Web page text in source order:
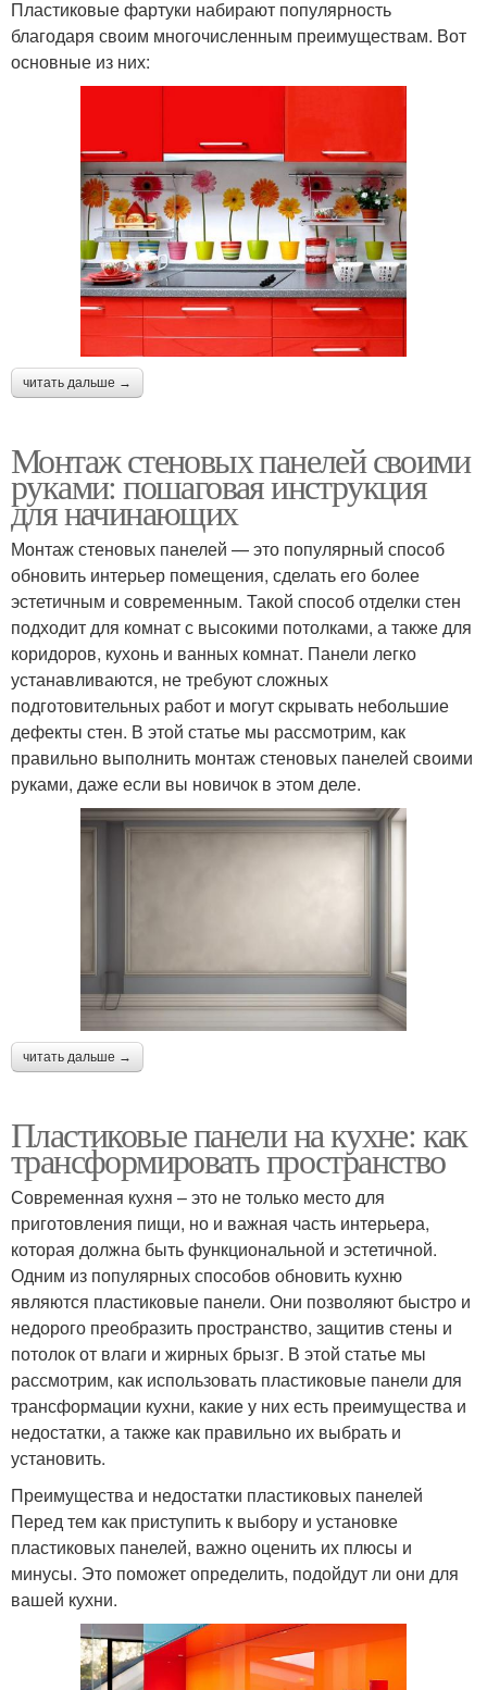
Пластиковые фартуки набирают популярность
благодаря своим многочисленным преимуществам. Вот
основные из них:
читать дальше →
Монтаж стеновых панелей своими
руками: пошаговая инструкция
для начинающих
Монтаж стеновых панелей — это популярный способ
обновить интерьер помещения, сделать его более
эстетичным и современным. Такой способ отделки стен
подходит для комнат с высокими потолками, а также для
коридоров, кухонь и ванных комнат. Панели легко
устанавливаются, не требуют сложных
подготовительных работ и могут скрывать небольшие
дефекты стен. В этой статье мы рассмотрим, как
правильно выполнить монтаж стеновых панелей своими
руками, даже если вы новичок в этом деле.
читать дальше →
Пластиковые панели на кухне: как
трансформировать пространство
Современная кухня – это не только место для
приготовления пищи, но и важная часть интерьера,
которая должна быть функциональной и эстетичной.
Одним из популярных способов обновить кухню
являются пластиковые панели. Они позволяют быстро и
недорого преобразить пространство, защитив стены и
потолок от влаги и жирных брызг. В этой статье мы
рассмотрим, как использовать пластиковые панели для
трансформации кухни, какие у них есть преимущества и
недостатки, а также как правильно их выбрать и
установить.
Преимущества и недостатки пластиковых панелей
Перед тем как приступить к выбору и установке
пластиковых панелей, важно оценить их плюсы и
минусы. Это поможет определить, подойдут ли они для
вашей кухни.